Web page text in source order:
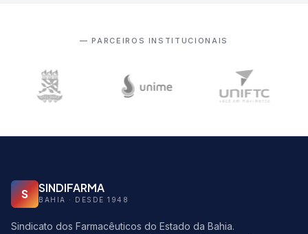
— PARCEIROS INSTITUCIONAIS
S SINDIFARMA
BAHIA · DESDE 1948
Sindicato dos Farmacêuticos do Estado da Bahia.